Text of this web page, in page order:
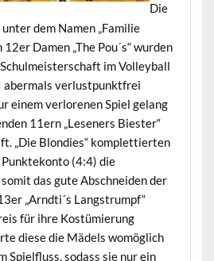
Die
dem Namen „Familie
Damen „The Pou´s“ wurden
im Volleyball
abermals verlustpunktfrei
einem verlorenen Spiel gelang
11ern „Leseners Biester“
„Die Blondies“ komplettierten
(4:4) die
das gute Abschneiden der
„Arndti´s Langstrumpf“
für ihre Kostümierung
diese die Mädels womöglich
Spielfluss, sodass sie nur ein